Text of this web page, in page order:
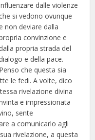
dalle violenze
si vedono ovunque
non deviare dalla
convinzione e
dalla propria strada del
dialogo e della pace.
Penso che questa sia
le fedi. A volte, dico
rivelazione divina
e impressionata
sente
a comunicarlo agli
rivelazione, a questa